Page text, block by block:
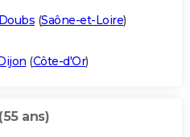
(Saône-et-Loire)
(Côte-d'Or)
(55 ans)